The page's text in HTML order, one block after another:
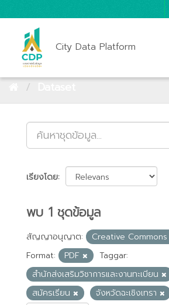
City Data Platform
เรียงโดย
พบ 1 ชุดข้อมูล
สัญญาอนุญาต:
Creative
Format:
PDF
Taggar:
สำนักส่งเสริมวิชาการและงานทะเบียน
สมัครเรียน
จังหวัดฉะเชิงเทรา